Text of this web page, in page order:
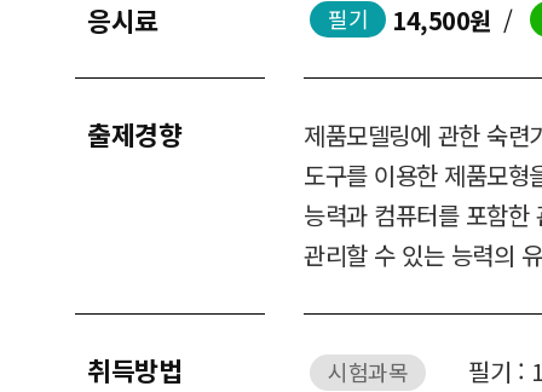
응시료 필기 14,500원 /
출제경향
제품모델링에 관한 숙련
도구를 이용한 제품모형
능력과 컴퓨터를 포함한
관리할 수 있는 능력의
취득방법 시험과목
필기 :